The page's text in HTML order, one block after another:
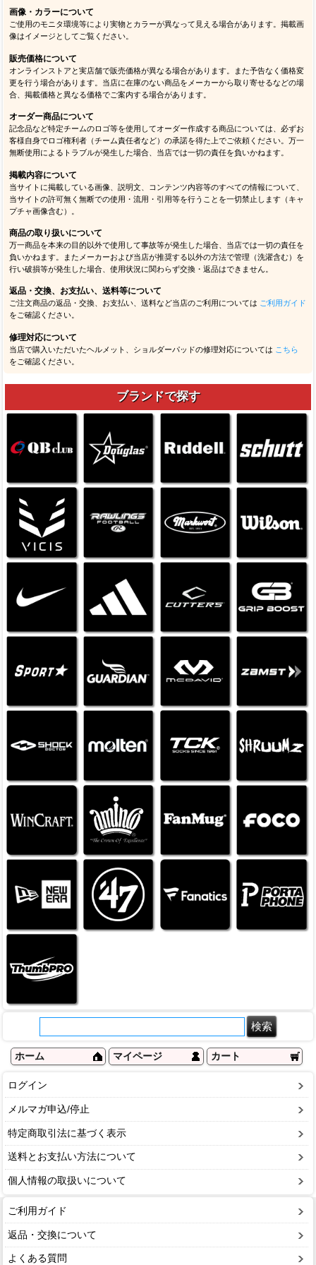
画像・カラーについて
ご使用のモニタ環境等により実物とカラーが異なって見える場合があります。掲載画
像はイメージとしてご覧ください。
販売価格について
オンラインストアと実店舗で販売価格が異なる場合があります。また予告なく価格変
更を行う場合があります。当店に在庫のない商品をメーカーから取り寄せるなどの場
合、掲載価格と異なる価格でご案内する場合があります。
オーダー商品について
記念品など特定チームのロゴ等を使用してオーダー作成する商品については、必ずお
客様自身でロゴ権利者（チーム責任者など）の承諾を得た上でご依頼ください。万一
無断使用によるトラブルが発生した場合、当店では一切の責任を負いかねます。
掲載内容について
当サイトに掲載している画像、説明文、コンテンツ内容等のすべての情報について、
当サイトの許可無く無断での使用・流用・引用等を行うことを一切禁止します（キャ
プチャ画像含む）。
商品の取り扱いについて
万一商品を本来の目的以外で使用して事故等が発生した場合、当店では一切の責任を
負いかねます。またメーカーおよび当店が推奨する以外の方法で管理（洗濯含む）を
行い破損等が発生した場合、使用状況に関わらず交換・返品はできません。
返品・交換、お支払い、送料等について
ご注文商品の返品・交換、お支払い、送料など当店のご利用については ご利用ガイド
をご確認ください。
修理対応について
当店で購入いただいたヘルメット、ショルダーパッドの修理対応については こちら
をご確認ください。
ブランドで探す
ホーム マイページ カート
ログイン
メルマガ申込/停止
特定商取引法に基づく表示
送料とお支払い方法について
個人情報の取扱いについて
ご利用ガイド
返品・交換について
よくある質問